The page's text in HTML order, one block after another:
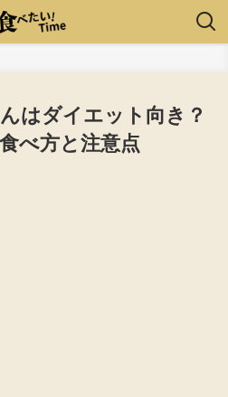
はダイエット向き？
べ方と注意点